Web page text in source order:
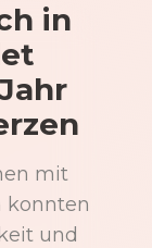
in
mit
konnten
und